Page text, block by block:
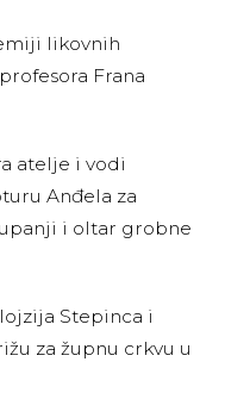
likovnih
Frana
atelje i vodi
Anđela za
i oltar grobne
Stepinca i
za župnu crkvu u